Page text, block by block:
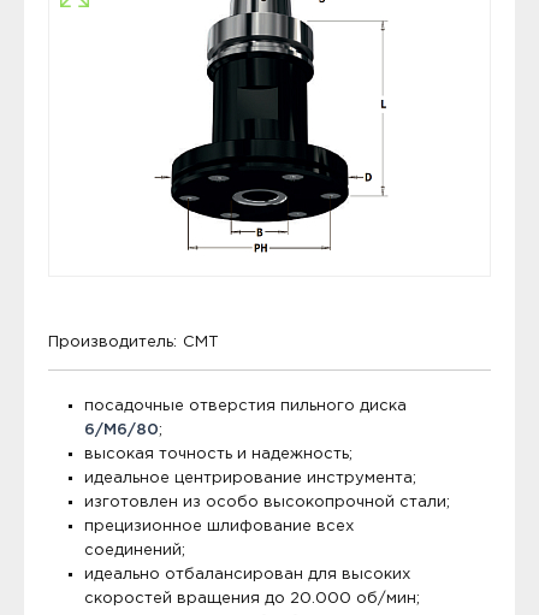
Производитель: CMT
посадочные отверстия пильного диска
6/M6/80;
высокая точность и надежность;
идеальное центрирование инструмента;
изготовлен из особо высокопрочной стали;
прецизионное шлифование всех
соединений;
идеально отбалансирован для высоких
скоростей вращения до 20.000 об/мин;